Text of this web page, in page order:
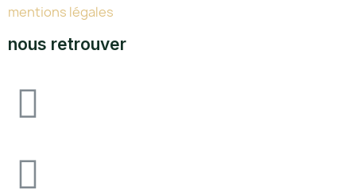
mentions légales
nous retrouver